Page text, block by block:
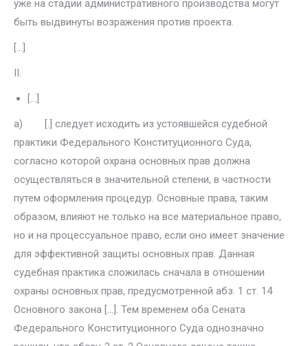
уже на стадии административного производ­ства могут
быть выдвинуты возражения против проекта.
[…]
II.
[…]
а) [.] следует исходить из устоявшейся судебной
практики Федерально­го Конституционного Суда,
согласно которой охрана основных прав должна
осуществляться в значительной степени, в частности
путем оформления процедур. Основные права, таким
образом, влияют не только на все мате­риальное право,
но и на процессуальное право, если оно имеет значение
для эффективной защиты основных прав. Данная
судебная практика сложилась сначала в отношении
охраны основных прав, предусмотренной абз. 1 ст. 14
Основного закона […]. Тем временем оба Сената
Федерального Конституци­онного Суда однозначно